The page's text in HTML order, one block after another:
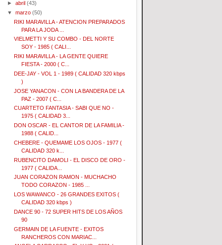
►abril (43)
▼marzo (50)
RIKI MARAVILLA - ATENCION PREPARADOS
PARA LA JODA ...
VIELMETTI Y SU COMBO - DEL NORTE
SOY - 1985 ( CALI...
RIKI MARAVILLA - LA GENTE QUIERE
FIESTA - 2000 ( C...
DEE-JAY - VOL 1 - 1989 ( CALIDAD 320 kbps
)
JOSE YANACON - CON LA BANDERA DE LA
PAZ - 2007 ( C...
CUARTETO FANTASIA - SABI QUE NO -
1975 ( CALIDAD 3...
DON OSCAR - EL CANTOR DE LA FAMILIA -
1988 ( CALID...
CHEBERE - QUEMAME LOS OJOS - 1977 (
CALIDAD 320 k...
RUBENCITO DAMOLI - EL DISCO DE ORO -
1977 ( CALIDA...
JUAN CORAZON RAMON - MUCHACHO
TODO CORAZON - 1985 ...
LOS WAWANCO - 26 GRANDES EXITOS (
CALIDAD 320 kbps )
DANCE 90 - 72 SUPER HITS DE LOS AÑOS
90
GERMAIN DE LA FUENTE - EXITOS
RANCHEROS CON MARIAC...